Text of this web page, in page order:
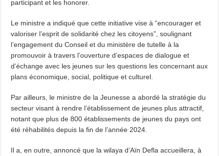
participant et les honorer.
Le ministre a indiqué que cette initiative vise à “encourager et
valoriser l’esprit de solidarité chez les citoyens”, soulignant
l’engagement du Conseil et du ministère de tutelle à la
promouvoir à travers l’ouverture d’espaces de dialogue et
d’échange avec les jeunes sur les questions les concernant aux
plans économique, social, politique et culturel.
Par ailleurs, le ministre de la Jeunesse a abordé la stratégie du
secteur visant à rendre l’établissement de jeunes plus attractif,
notant que plus de 800 établissements de jeunes du pays ont
été réhabilités depuis la fin de l’année 2024.
Il a, en outre, annoncé que la wilaya d’Aïn Defla accueillera, à